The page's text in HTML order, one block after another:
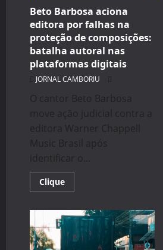
Beto Barbosa aciona
editora por falhas na
proteção de composições:
batalha autoral nas
plataformas digitais
JORNAL CAMBORIU
O cantor Beto Barbosa
move ação judicial contra a
editora Warner Chappell
Music Brasil após
identificar o...
CliqueRead
more
Barbosa
aciona
editora
por